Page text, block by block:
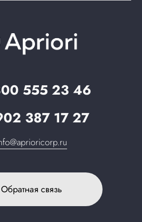
555 23 46
387 17 27
Обратная связь